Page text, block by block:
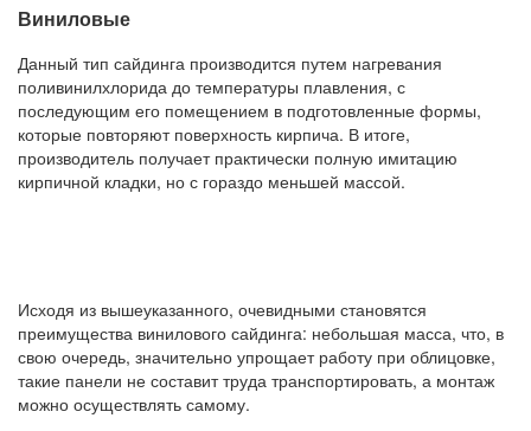
Виниловые
Данный тип сайдинга производится путем нагревания
поливинилхлорида до температуры плавления, с
последующим его помещением в подготовленные формы,
которые повторяют поверхность кирпича. В итоге,
производитель получает практически полную имитацию
кирпичной кладки, но с гораздо меньшей массой.
Исходя из вышеуказанного, очевидными становятся
преимущества винилового сайдинга: небольшая масса, что, в
свою очередь, значительно упрощает работу при облицовке,
такие панели не составит труда транспортировать, а монтаж
можно осуществлять самому.